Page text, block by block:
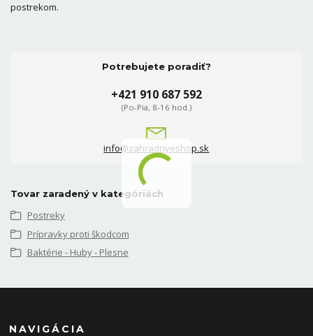
postrekom.
Potrebujete poradiť?
+421 910 687 592
(Po-Pia, 8-16 hod.)
info@zahradnyeshop.sk
Tovar zaradený v kategóriách
Postreky
Prípravky proti škodcom
Baktérie - Huby - Plesne
NAVIGÁCIA